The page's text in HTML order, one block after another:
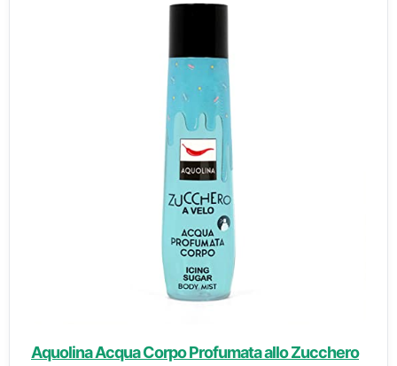
Aquolina Acqua Corpo Profumata allo Zucchero